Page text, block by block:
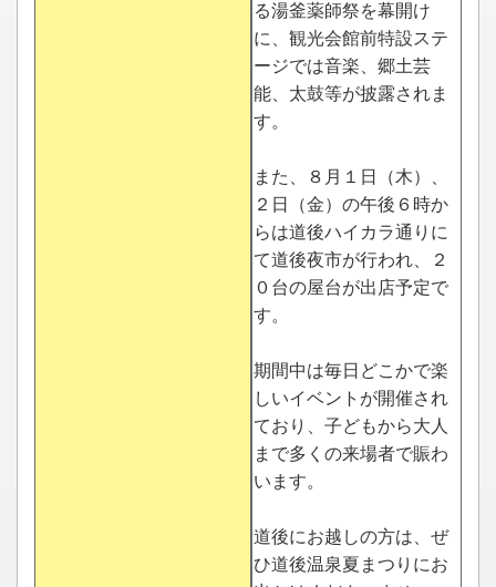
る湯釜薬師祭を幕開け
に、観光会館前特設ステ
ージでは音楽、郷土芸
能、太鼓等が披露されま
す。
また、８月１日（木）、
２日（金）の午後６時か
らは道後ハイカラ通りに
て道後夜市が行われ、２
０台の屋台が出店予定で
す。
期間中は毎日どこかで楽
しいイベントが開催され
ており、子どもから大人
まで多くの来場者で賑わ
います。
道後にお越しの方は、ぜ
ひ道後温泉夏まつりにお